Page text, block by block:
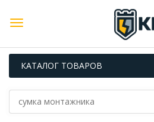
КАТАЛОГ ТОВАРОВ